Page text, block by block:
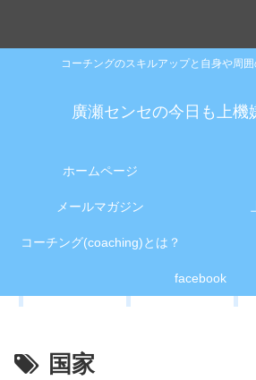
コーチングのスキルアップと自身や周
廣瀬センセの今日も上機
ホームページ
メールマガジン
コーチング(coaching)とは？
facebook
国家